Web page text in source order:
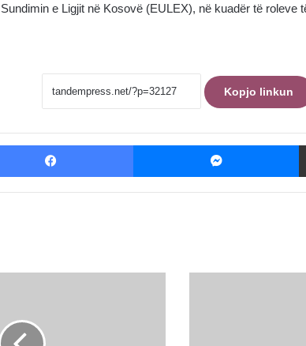
e Ligjit në Kosovë (EULEX), në kuadër të roleve
Kopjo linkun
Facebook